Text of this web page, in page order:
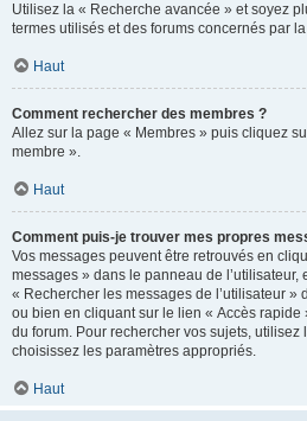
Utilisez la « Recherche avancée » et soyez
termes utilisés et des forums concernés par
Haut
Comment rechercher des membres ?
Allez sur la page « Membres » puis cliquez
membre ».
Haut
Comment puis-je trouver mes propres
Vos messages peuvent être retrouvés en
messages » dans le panneau de l’utilisateur,
« Rechercher les messages de l’utilisateur »
ou bien en cliquant sur le lien « Accès rapide
du forum. Pour rechercher vos sujets,
choisissez les paramètres appropriés.
Haut